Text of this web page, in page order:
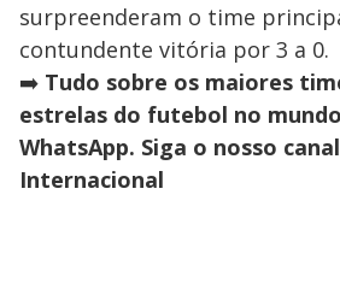
surpreenderam o time
contundente vitória por 3 a 0.
➡️ Tudo sobre os maiores
estrelas do futebol no
WhatsApp. Siga o nosso
Internacional